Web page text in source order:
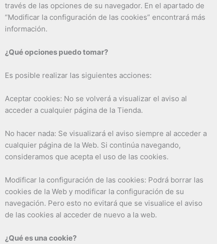
través de las opciones de su navegador. En el apartado de
“Modificar la configuración de las cookies” encontrará más
información.
¿Qué opciones puedo tomar?
Es posible realizar las siguientes acciones:
Aceptar cookies: No se volverá a visualizar el aviso al
acceder a cualquier página de la Tienda.
No hacer nada: Se visualizará el aviso siempre al acceder a
cualquier página de la Web. Si continúa navegando,
consideramos que acepta el uso de las cookies.
Modificar la configuración de las cookies: Podrá borrar las
cookies de la Web y modificar la configuración de su
navegación. Pero esto no evitará que se visualice el aviso
de las cookies al acceder de nuevo a la web.
¿Qué es una cookie?